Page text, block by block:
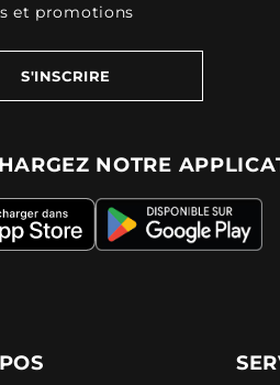
et promotions
S'INSCRIRE
NOTRE